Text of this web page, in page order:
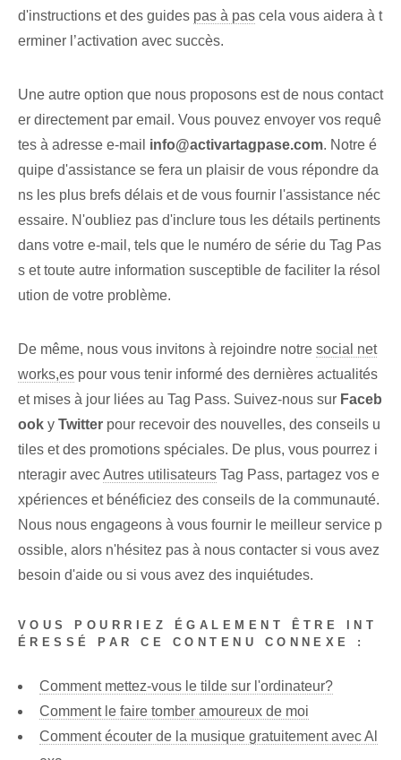
d'instructions et des guides pas à pas cela vous aidera à t
erminer l’activation avec succès.
Une autre option⁤ que nous proposons est de nous contact
er directement par email. Vous pouvez envoyer vos requê
tes à ‌adresse e-mail⁤ info@activartagpase.com. Notre é
quipe d'assistance se fera un plaisir de vous répondre da
ns les plus brefs délais et de vous fournir l'assistance néc
essaire. N'oubliez pas d'inclure tous les détails pertinents
dans votre e-mail, tels que le numéro de série du Tag Pas
s et toute autre information susceptible de faciliter la résol
ution de votre problème.
De même, nous vous invitons à rejoindre notre social net
works,es pour vous tenir informé des dernières actualités
et mises à jour liées au Tag Pass. Suivez-nous sur Faceb
ook y Twitter pour recevoir des nouvelles, des conseils u
tiles et des promotions spéciales. De plus, vous pourrez i
nteragir avecAutres utilisateurs Tag Pass, partagez vos e
xpériences et bénéficiez des conseils de la communauté.
Nous nous engageons à vous fournir le meilleur service p
ossible, alors n'hésitez pas à nous contacter si vous avez
besoin d'aide ou si vous avez des inquiétudes.
VOUS POURRIEZ ÉGALEMENT ÊTRE INT
ÉRESSÉ PAR CE CONTENU CONNEXE :
Comment mettez-vous le tilde sur l'ordinateur?
Comment le faire tomber amoureux de moi
Comment écouter de la musique gratuitement avec Al